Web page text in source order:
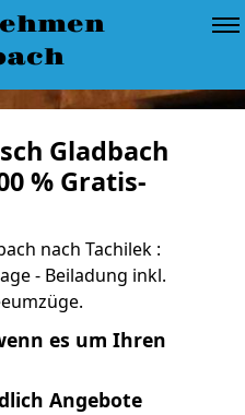
Gladbach
% Gratis-
nach Tachilek :
- Beiladung inkl.
es um Ihren
Angebote